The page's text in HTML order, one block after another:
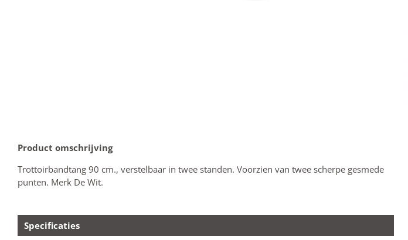
Product omschrijving
Trottoirbandtang 90 cm., verstelbaar in twee standen. Voorzien van twee scherpe gesmede
punten. Merk De Wit.
Specificaties